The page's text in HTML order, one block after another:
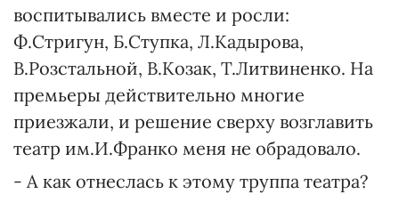
воспитывались вместе и росли:
Ф.Стригун, Б.Ступка, Л.Кадырова,
В.Розстальной, В.Козак, Т.Литвиненко. На
премьеры действительно многие
приезжали, и решение сверху возглавить
театр им.И.Франко меня не обрадовало.
- А как отнеслась к этому труппа театра?